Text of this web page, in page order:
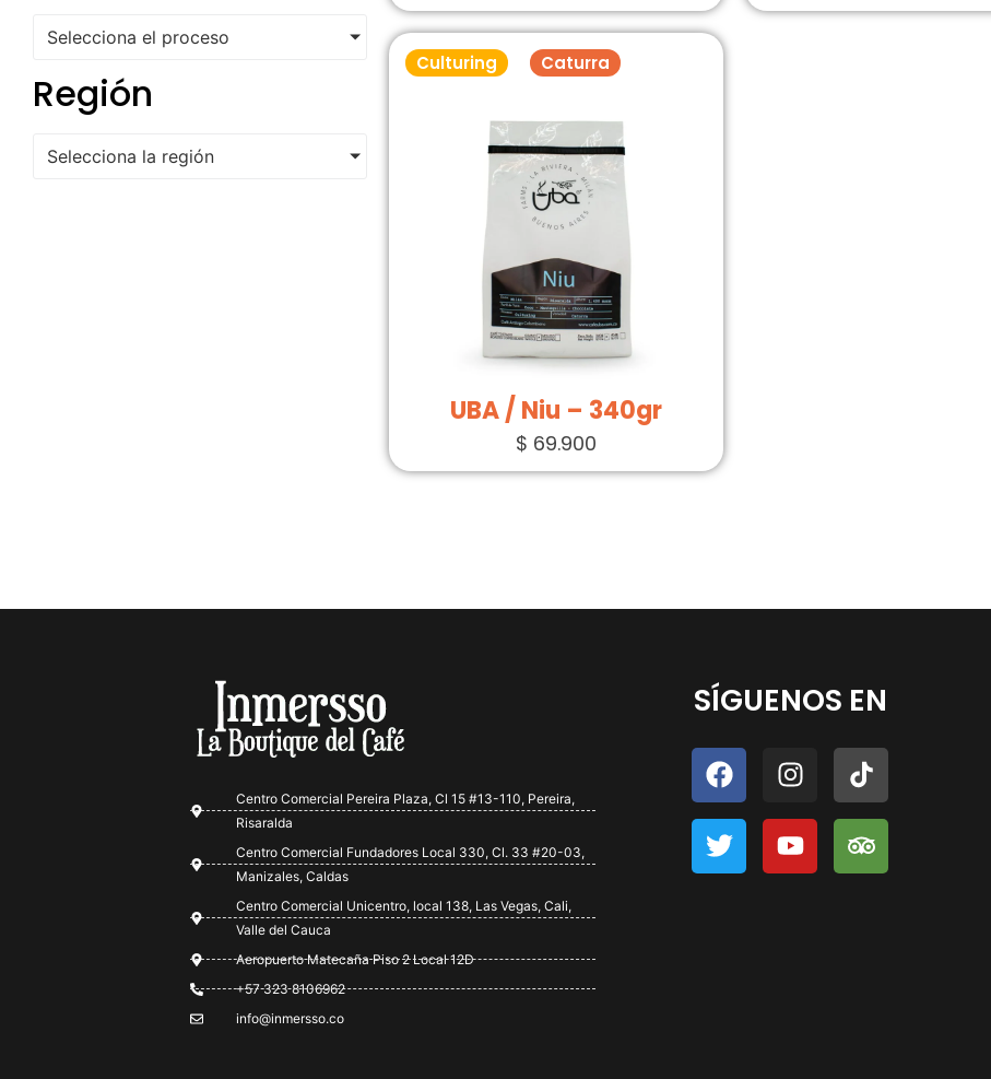
Selecciona el proceso
Región
Selecciona la región
Culturing Caturra
UBA / Niu – 340gr
$ 69.900
Centro Comercial Pereira Plaza, Cl 15 #13-110, Pereira,
Risaralda
Centro Comercial Fundadores Local 330, Cl. 33 #20-03,
Manizales, Caldas
Centro Comercial Unicentro, local 138, Las Vegas, Cali,
Valle del Cauca
Aeropuerto Matecaña Piso 2 Local 12D
+57 323 8106962
info@inmersso.co
SÍGUENOS EN